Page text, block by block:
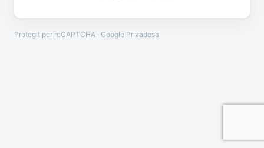
Protegit per reCAPTCHA · Google Privadesa